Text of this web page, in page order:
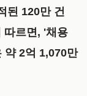
된 120만 건
따르면, '채용
약 2억 1,070만